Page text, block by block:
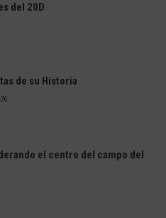
del 20D
de su Historia
el centro del campo del